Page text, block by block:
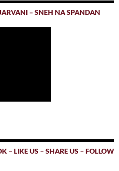
– SNEH NA SPANDAN
– LIKE US – SHARE US – FOLLOW